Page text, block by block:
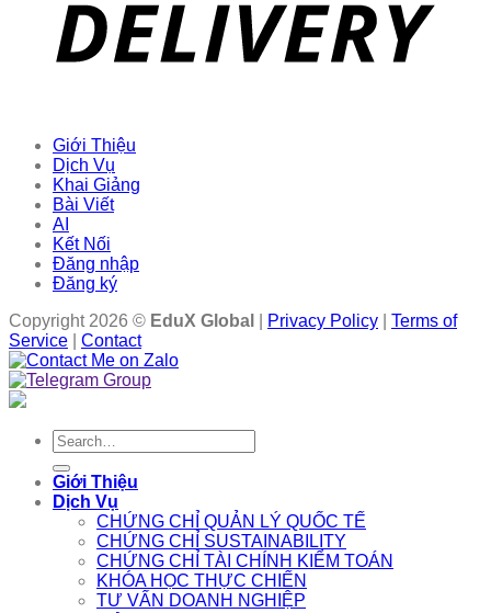
Giới Thiệu
Dịch Vụ
Khai Giảng
Bài Viết
AI
Kết Nối
Đăng nhập
Đăng ký
Copyright 2026 © EduX Global Privacy Policy
Terms of
Service
Contact
Search
for:
Giới Thiệu
Dịch Vụ
CHỨNG CHỈ QUẢN LÝ QUỐC TẾ
CHỨNG CHỈ SUSTAINABILITY
CHỨNG CHỈ TÀI CHÍNH KIỂM TOÁN
KHÓA HỌC THỰC CHIẾN
TƯ VẤN DOANH NGHIỆP